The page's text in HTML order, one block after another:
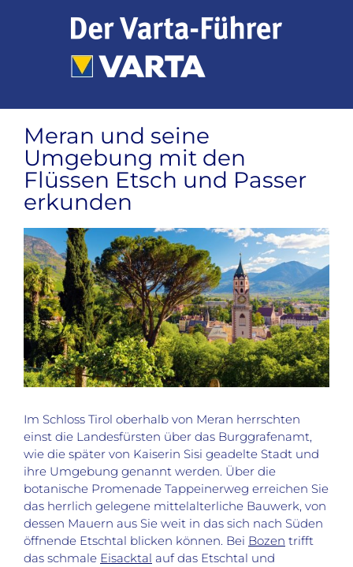
Meran und seine
Umgebung mit den
Flüssen Etsch und Passer
erkunden
Zeige
grösseres
Bild
Im Schloss Tirol oberhalb von Meran herrschten
einst die Landesfürsten über das Burggrafenamt,
wie die später von Kaiserin Sisi geadelte Stadt und
ihre Umgebung genannt werden. Über die
botanische Promenade Tappeinerweg erreichen Sie
das herrlich gelegene mittelalterliche Bauwerk, von
dessen Mauern aus Sie weit in das sich nach Süden
öffnende Etschtal blicken können. Bei Bozen trifft
das schmale Eisacktal auf das Etschtal und